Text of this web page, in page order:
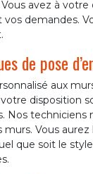
avez à votre
demandes.
de pose
aux
disposition
Nos techniciens
Vous
que soit le